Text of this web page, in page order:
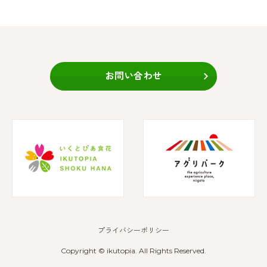
お問い合わせ
プライバシーポリシー
Copyright © ikutopia. All Rights Reserved.